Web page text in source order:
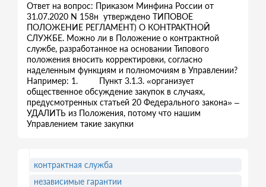
Ответ на вопрос: Приказом Минфина России от
31.07.2020 N 158н утверждено ТИПОВОЕ
ПОЛОЖЕНИЕ РЕГЛАМЕНТ) О КОНТРАКТНОЙ
СЛУЖБЕ. Можно ли в Положение о контрактной
службе, разработанное на основании Типового
положения вносить корректировки, согласно
наделенным функциям и полномочиям в Управлении?
Например: 1. Пункт 3.1.3. «организует
общественное обсуждение закупок в случаях,
предусмотренных статьей 20 Федерального закона» –
УДАЛИТЬ из Положения, потому что нашим
Управлением такие закупки
контрактная служба
независимые гарантии